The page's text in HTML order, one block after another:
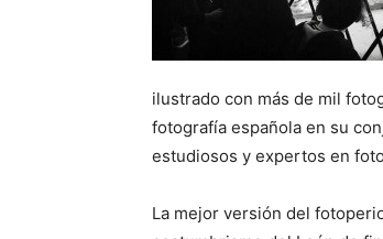
ilustrado con más de mil
fotografía española en su
estudiosos y expertos en
La mejor versión del